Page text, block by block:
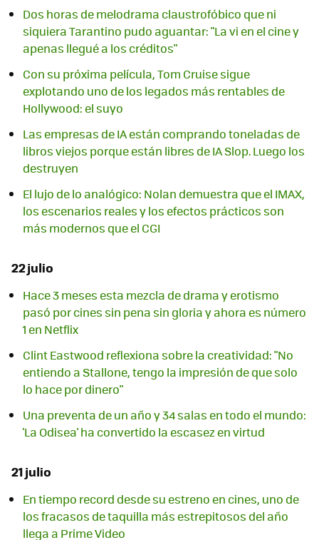
Dos horas de melodrama claustrofóbico que ni
siquiera Tarantino pudo aguantar: "La vi en el cine y
apenas llegué a los créditos"
Con su próxima película, Tom Cruise sigue
explotando uno de los legados más rentables de
Hollywood: el suyo
Las empresas de IA están comprando toneladas de
libros viejos porque están libres de IA Slop. Luego los
destruyen
El lujo de lo analógico: Nolan demuestra que el IMAX,
los escenarios reales y los efectos prácticos son
más modernos que el CGI
22 julio
Hace 3 meses esta mezcla de drama y erotismo
pasó por cines sin pena sin gloria y ahora es número
1 en Netflix
Clint Eastwood reflexiona sobre la creatividad: "No
entiendo a Stallone, tengo la impresión de que solo
lo hace por dinero"
Una preventa de un año y 34 salas en todo el mundo:
'La Odisea' ha convertido la escasez en virtud
21 julio
En tiempo record desde su estreno en cines, uno de
los fracasos de taquilla más estrepitosos del año
llega a Prime Video